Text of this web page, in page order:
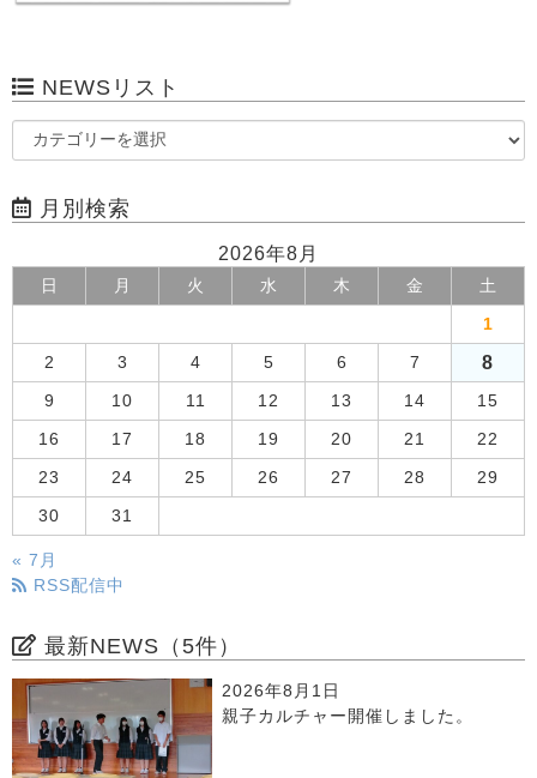
NEWSリスト
月別検索
2026年8月
日 月 火 水 木 金 土
1
2 3 4 5 6 7 8
9 10 11 12 13 14 15
16 17 18 19 20 21 22
23 24 25 26 27 28 29
30 31
« 7月
RSS配信中
最新NEWS（5件）
2026年8月1日
親子カルチャー開催しました。